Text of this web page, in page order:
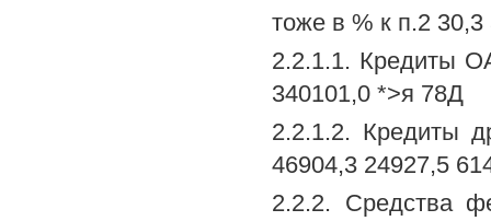
тоже в % к п.2
2.2.1.1. Кредиты
340101,0 *>я 78Д
2.2.1.2. Кредиты
46904,3 24927,5
2.2.2. Средства